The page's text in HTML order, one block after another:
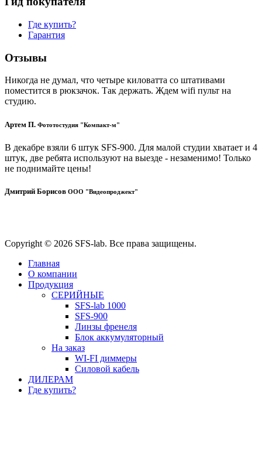
Где купить?
Гарантия
Отзывы
Никогда не думал, что четыре киловатта со штативами
поместится в рюкзачок. Так держать. Ждем wifi пульт на
студию.
Артем П. Фототостудия "Компакт-м"
В декабре взяли 6 штук SFS-900. Для малой студии хватает и 4
штук, две ребята используют на выезде - незаменимо! Только
не поднимайте цены!
Дмитрий Борисов ООО "Видеопроджект"
Copyright © 2026 SFS-lab. Все права защищены.
Главная
О компании
Продукция
СЕРИЙНЫЕ
SFS-lab 1000
SFS-900
Линзы френеля
Блок аккумуляторный
На заказ
WI-FI диммеры
Силовой кабель
ДИЛЕРАМ
Где купить?